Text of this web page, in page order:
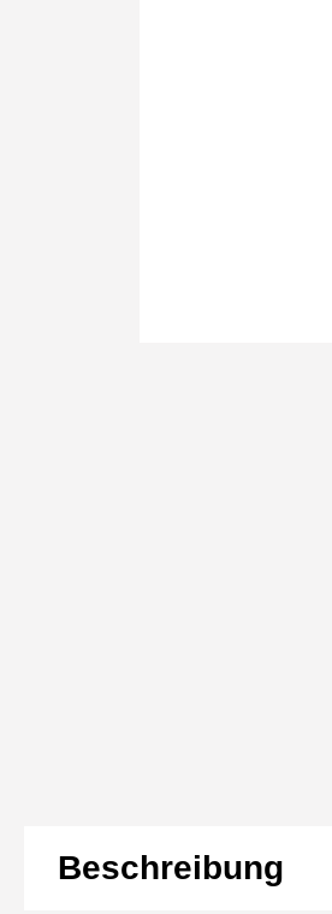
Beschreibung